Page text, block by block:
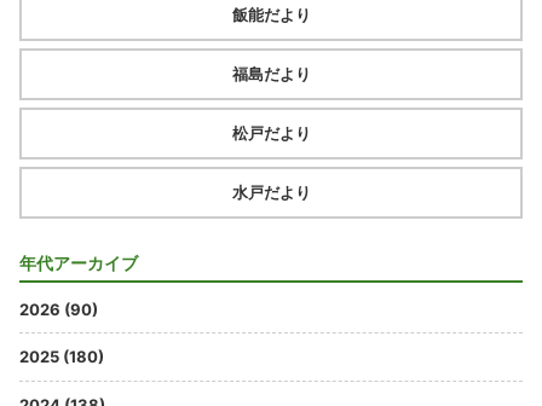
飯能だより
福島だより
松戸だより
水戸だより
年代アーカイブ
2026 (90)
2025 (180)